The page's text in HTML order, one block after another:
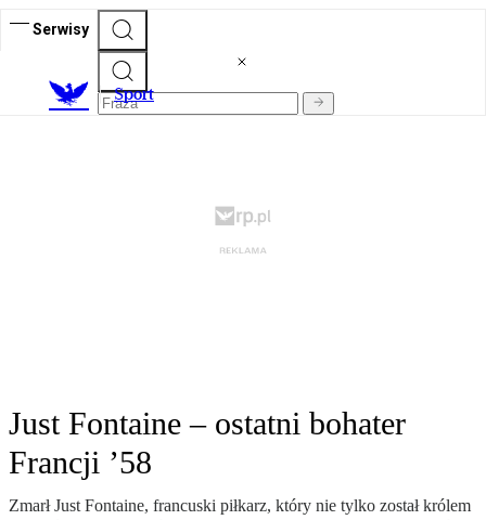
Serwisy
Sport
Just Fontaine – ostatni bohater
Francji ’58
Zmarł Just Fontaine, francuski piłkarz, który nie tylko został królem